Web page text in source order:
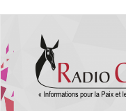
contenu
principal